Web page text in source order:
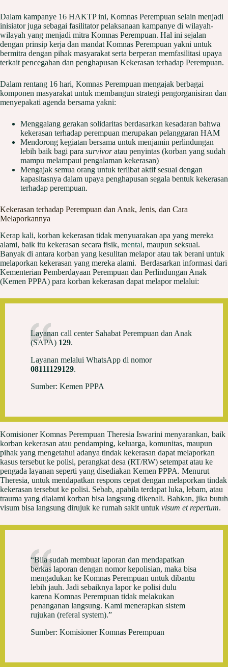
Dalam kampanye 16 HAKTP ini, Komnas Perempuan selain menjadi
inisiator juga sebagai fasilitator pelaksanaan kampanye di wilayah-
wilayah yang menjadi mitra Komnas Perempuan. Hal ini sejalan
dengan prinsip kerja dan mandat Komnas Perempuan yakni untuk
bermitra dengan pihak masyarakat serta berperan memfasilitasi upaya
terkait pencegahan dan penghapusan Kekerasan terhadap Perempuan.
Dalam rentang 16 hari, Komnas Perempuan mengajak berbagai
komponen masyarakat untuk membangun strategi pengorganisiran dan
menyepakati agenda bersama yakni:
Menggalang gerakan solidaritas berdasarkan kesadaran bahwa
kekerasan terhadap perempuan merupakan pelanggaran HAM
Mendorong kegiatan bersama untuk menjamin perlindungan
lebih baik bagi para survivoratau penyintas (korban yang sudah
mampu melampaui pengalaman kekerasan)
Mengajak semua orang untuk terlibat aktif sesuai dengan
kapasitasnya dalam upaya penghapusan segala bentuk kekerasan
terhadap perempuan.
Kekerasan terhadap Perempuan dan Anak, Jenis, dan Cara
Melaporkannya
Kerap kali, korban kekerasan tidak menyuarakan apa yang mereka
alami, baik itu kekerasan secara fisik, mental, maupun seksual.
Banyak di antara korban yang kesulitan melapor atau tak berani untuk
melaporkan kekerasan yang mereka alami. Berdasarkan informasi dari
Kementerian Pemberdayaan Perempuan dan Perlindungan Anak
(Kemen PPPA) para korban kekerasan dapat melapor melalui:
Layanan call center Sahabat Perempuan dan Anak
(SAPA) 129.
Layanan melalui WhatsApp di nomor
08111129129.
Sumber: Kemen PPPA
Komisioner Komnas Perempuan Theresia Iswarini menyarankan, baik
korban kekerasan atau pendamping, keluarga, komunitas, maupun
pihak yang mengetahui adanya tindak kekerasan dapat melaporkan
kasus tersebut ke polisi, perangkat desa (RT/RW) setempat atau ke
pengada layanan seperti yang disediakan Kemen PPPA. Menurut
Theresia, untuk mendapatkan respons cepat dengan melaporkan tindak
kekerasan tersebut ke polisi. Sebab, apabila terdapat luka, lebam, atau
trauma yang dialami korban bisa langsung dikenali. Bahkan, jika butuh
visum bisa langsung dirujuk ke rumah sakit untuk visum et repertum.
“Bila sudah membuat laporan dan mendapatkan
berkas laporan dengan nomor kepolisian, maka bisa
mengadukan ke Komnas Perempuan untuk dibantu
lebih jauh. Jadi sebaiknya lapor ke polisi dulu
karena Komnas Perempuan tidak melakukan
penanganan langsung. Kami menerapkan sistem
rujukan (referal system).”
Sumber: Komisioner Komnas Perempuan